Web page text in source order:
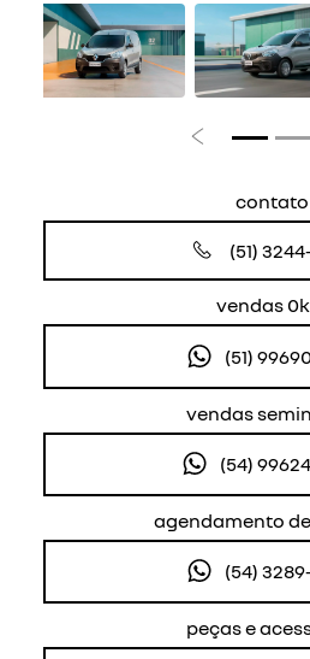
Anterior
contato
(51)
vendas
(51)
vendas
(54)
agendamento
(54)
peças e